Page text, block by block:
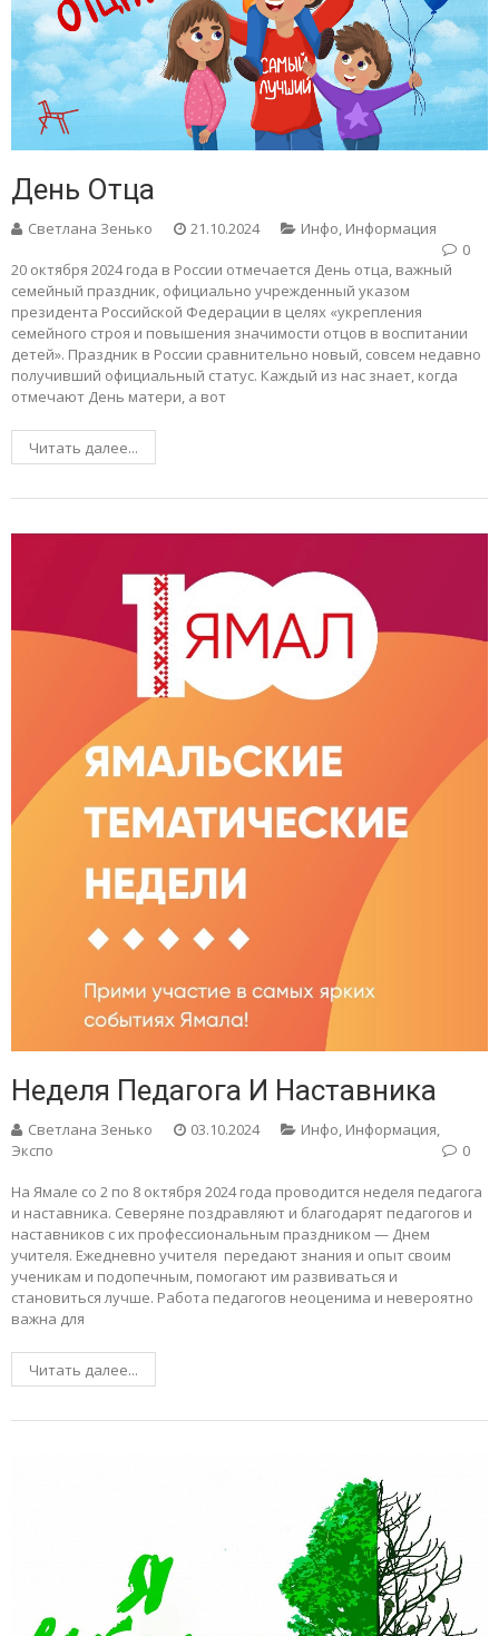
День Отца
Светлана Зенько 21.10.2024 Инфо, Информация
0
20 октября 2024 года в России отмечается День отца, важный
семейный праздник, официально учрежденный указом
президента Российской Федерации в целях «укрепления
семейного строя и повышения значимости отцов в воспитании
детей». Праздник в России сравнительно новый, совсем недавно
получивший официальный статус. Каждый из нас знает, когда
отмечают День матери, а вот
Читать далее...
Неделя Педагога И Наставника
Светлана Зенько 03.10.2024 Инфо Информация
Экспо
0
На Ямале со 2 по 8 октября 2024 года проводится неделя педагога
и наставника. Северяне поздравляют и благодарят педагогов и
наставников с их профессиональным праздником — Днем
учителя. Ежедневно учителя передают знания и опыт своим
ученикам и подопечным, помогают им развиваться и
становиться лучше. Работа педагогов неоценима и невероятно
важна для
Читать далее...